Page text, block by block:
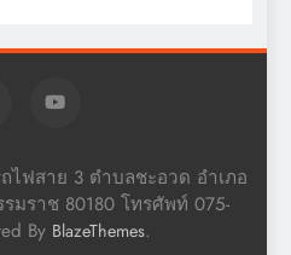
ไฟสาย 3 ตำบลชะอวด อำเภอ
มราช 80180 โทรศัพท์ 075-
By BlazeThemes.